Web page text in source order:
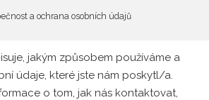
a ochrana osobních údajů
jakým způsobem používáme a
údaje, které jste nám poskytl/a.
o tom, jak nás kontaktovat,